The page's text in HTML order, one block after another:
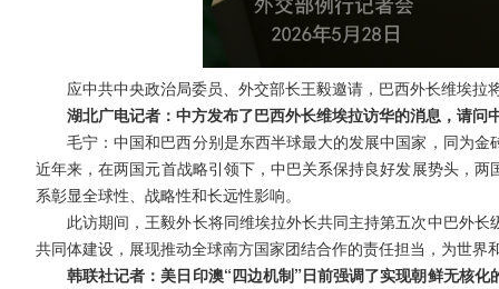
应中共中央政治局委员、外交部长王毅邀请，巴西外长维埃
湖北广电记者：中方发布了巴西外长维埃拉访华的消息，请
毛宁：中国和巴西分别是东西半球最大的发展中国家，同为
近年来，在两国元首战略引领下，中巴关系保持良好发展势头，
系彰显全球性、战略性和长远性影响。
此访期间，王毅外长将同维埃拉外长共同主持第五次中巴外
共同体建设，展现推动全球南方国家团结合作的责任担当，为世界
韩联社记者：美日印澳“四边机制”日前强调了实现朝鲜无核